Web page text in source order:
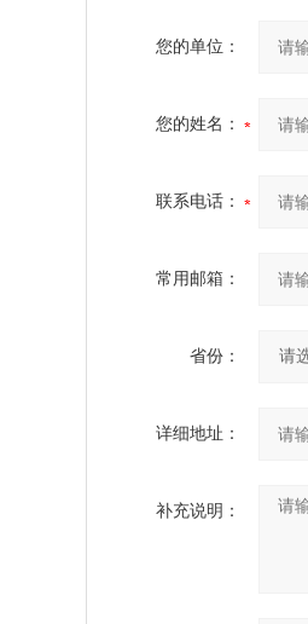
您的单位：
您的姓名：
联系电话：
常用邮箱：
省份：
详细地址：
补充说明：